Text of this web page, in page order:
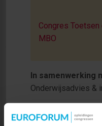
Congres Toetsen
MBO
In samenwerking
Onderwijsadvies &